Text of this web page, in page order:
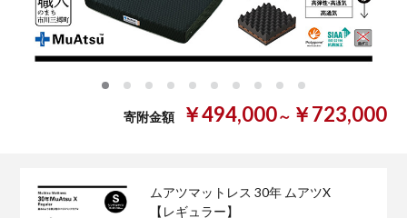
寄附金額 ￥494,000～ ￥723,000
ムアツマットレス 30年 ムアツX
【レギュラー】